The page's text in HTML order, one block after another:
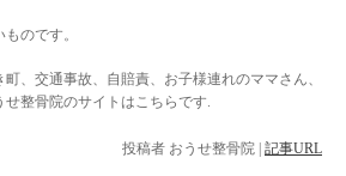
のです。
、交通事故、自賠責、お子様連れのママさん、
整骨院のサイトはこちらです.
投稿者 おうせ整骨院 | 記事URL